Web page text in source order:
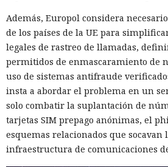
Además, Europol considera
de los países de la UE para
legales de rastreo de llamadas,
permitidos de enmascaramiento de
uso de sistemas antifraude
insta a abordar el problema en un
solo combatir la suplantación de
tarjetas SIM prepago anónimas, el
esquemas relacionados que socavan
infraestructura de comunicaciones